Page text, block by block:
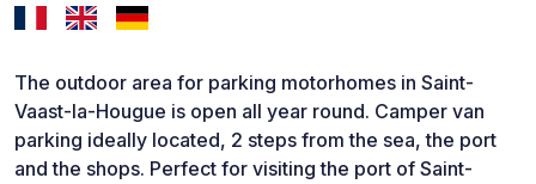
The outdoor area for parking motorhomes in Saint-
Vaast-la-Hougue is open all year round. Camper van
parking ideally located, 2 steps from the sea, the port
and the shops. Perfect for visiting the port of Saint-